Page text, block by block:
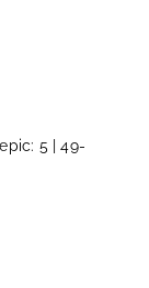
5 | 49-